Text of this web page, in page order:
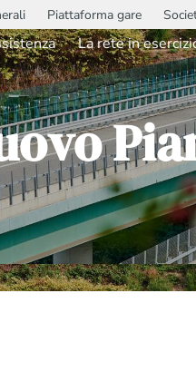
Piattaforma gare
La rete in